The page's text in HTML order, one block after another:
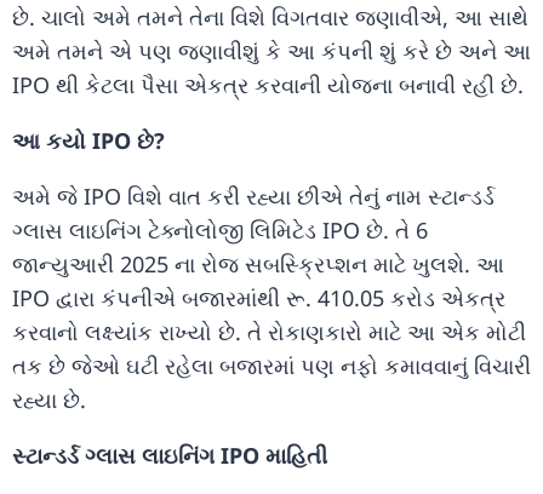
છે. ચાલો અમે તમને તેના વિશે વિગતવાર જણાવીએ, આ સાથે
અમે તમને એ પણ જણાવીશું કે આ કંપની શું કરે છે અને આ
IPO થી કેટલા પૈસા એકત્ર કરવાની યોજના બનાવી રહી છે.
આ કયો IPO છે?
અમે જે IPO વિશે વાત કરી રહ્યા છીએ તેનું નામ સ્ટાન્ડર્ડ
ગ્લાસ લાઇનિંગ ટેક્નોલોજી લિમિટેડ IPO છે. તે 6
જાન્યુઆરી 2025 ના રોજ સબસ્ક્રિપ્શન માટે ખુલશે. આ
IPO દ્વારા કંપનીએ બજારમાંથી રૂ. 410.05 કરોડ એકત્ર
કરવાનો લક્ષ્યાંક રાખ્યો છે. તે રોકાણકારો માટે આ એક મોટી
તક છે જેઓ ઘટી રહેલા બજારમાં પણ નફો કમાવવાનું વિચારી
રહ્યા છે.
સ્ટાન્ડર્ડ ગ્લાસ લાઇનિંગ IPO માહિતી